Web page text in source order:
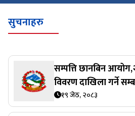
सुचनाहरु
सम्पत्ति छानबिन
विवरण दाखिला गर्ने
१९ जेठ, २०८३